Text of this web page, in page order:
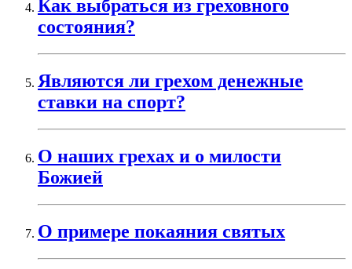
Как выбраться из греховного
состояния?
Являются ли грехом денежные
ставки на спорт?
О наших грехах и о милости
Божией
О примере покаяния святых